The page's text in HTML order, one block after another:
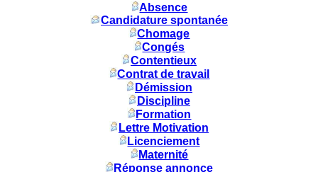
Absence
Candidature spontanée
Chomage
Congés
Contentieux
Contrat de travail
Démission
Discipline
Formation
Lettre Motivation
Licenciement
Maternité
Réponse annonce